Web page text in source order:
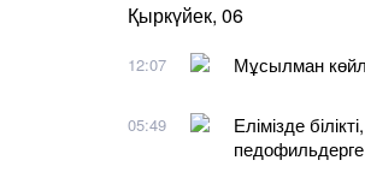
Қыркүйек, 06
12:07 Мұсылман
05:49
Елімізде